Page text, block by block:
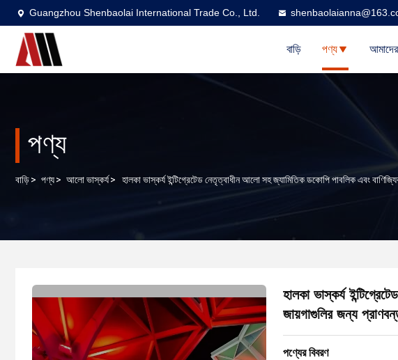
Guangzhou Shenbaolai International Trade Co., Ltd.
বাড়ি পণ্য
পণ্য
বাড়ি> পণ্য> আলো ভাস্কর্য> হালকা ভাস্কর্য ইন্টিগ্রেটেড নেতৃত্বাধীন আলো সহ জ্যামিতিক ডকোপি পাবলিক এবং
হালকা ভাস্কর্য
জায়গাগুলির জন্য
পণ্যের বিবরণ